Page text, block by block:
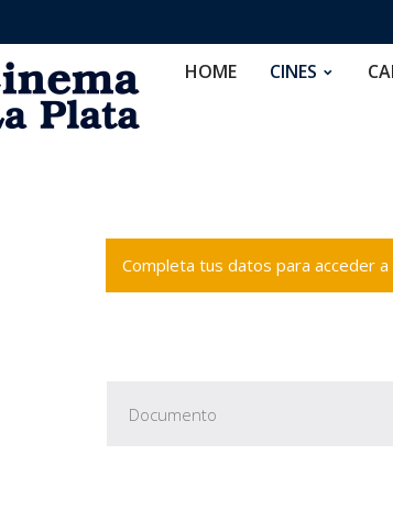
HOME CINES
Completa tus datos para acceder a